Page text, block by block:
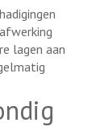
lagen aan